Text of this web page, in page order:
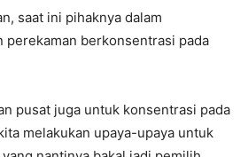
saat ini pihaknya dalam
perekaman berkonsentrasi pada
pusat juga untuk konsentrasi pada
melakukan upaya-upaya untuk